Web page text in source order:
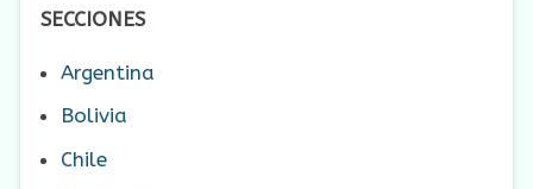
SECCIONES
Argentina
Bolivia
Chile